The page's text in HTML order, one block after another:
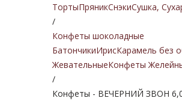
ТортыПряникСнэкиСушка,
/
Конфеты шоколадные
БатончикиИрисКарамель без
ЖевательныеКонфеты
/
Конфеты - ВЕЧЕРНИЙ ЗВОН